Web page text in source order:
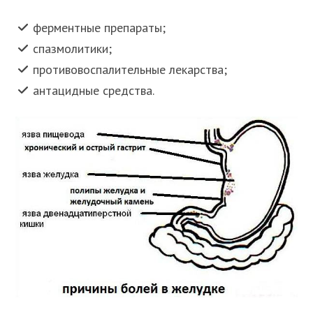
ферментные препараты;
спазмолитики;
противовоспалительные лекарства;
антацидные средства.